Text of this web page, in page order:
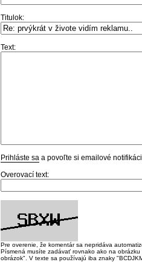
Titulok:
Text:
Prihláste sa a povoľte si emailové
Overovací text:
Pre overenie, že komentár sa nepridáva
Písmená musíte zadávať rovnako ako na
obrázok". V texte sa používajú iba znaky